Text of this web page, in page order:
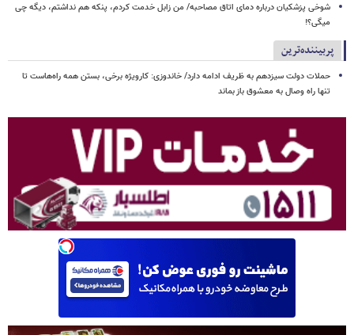
شوخی پزشکیان درباره دمای اتاق مصاحبه/ من زابل خدمت کردم، پنکه هم نداشتم، دیگه چی
میگی؟!
پربیننده‌ترین
حملات دولت سیزدهم به ظریف ادامه دارد/ خاندوزی: کارویژه برخی، بستن همه راه‌هاست تا
تنها راه وصال به معشوق باز بماند